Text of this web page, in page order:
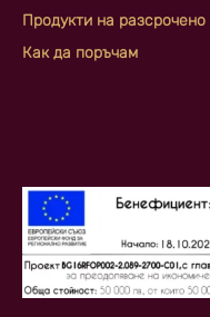
Продукти на
Как да поръчам